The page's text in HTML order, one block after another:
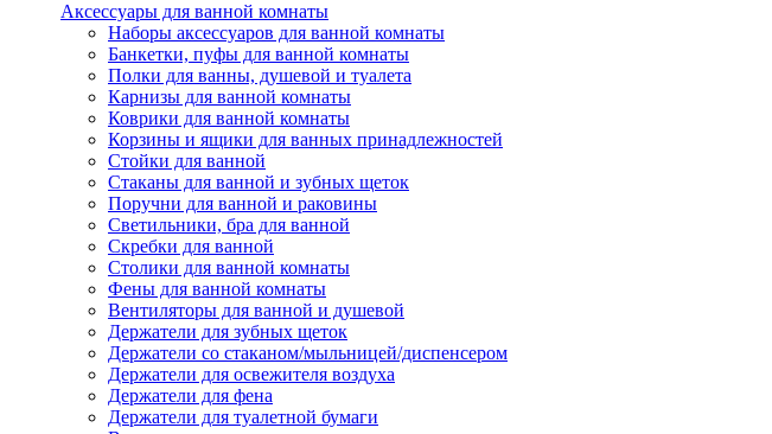
Аксессуары для ванной комнаты
Наборы аксессуаров для ванной комнаты
Банкетки, пуфы для ванной комнаты
Полки для ванны, душевой и туалета
Карнизы для ванной комнаты
Коврики для ванной комнаты
Корзины и ящики для ванных принадлежностей
Стойки для ванной
Стаканы для ванной и зубных щеток
Поручни для ванной и раковины
Светильники, бра для ванной
Скребки для ванной
Столики для ванной комнаты
Фены для ванной комнаты
Вентиляторы для ванной и душевой
Держатели для зубных щеток
Держатели со стаканом/мыльницей/диспенсером
Держатели для освежителя воздуха
Держатели для фена
Держатели для туалетной бумаги